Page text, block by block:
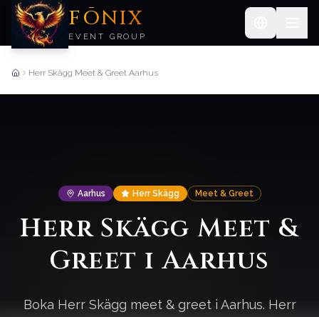
FŌNIX
EVENT GROUP
ForsideHerr Skägg Meet & Greet Aarhus
Aarhus Herr Skägg Meet & Greet
Herr Skägg Meet &
Greet i Aarhus
Boka Herr Skägg meet & greet i Aarhus. Herr